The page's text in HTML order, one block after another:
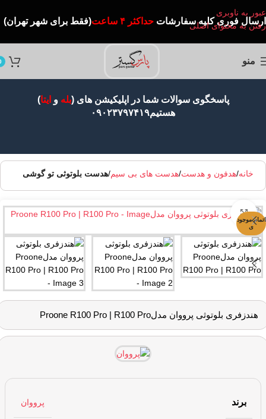
عبور به ناوبری
رفتن به محتوای اصلی
ارسال فوری کلیه سفارشات حداکثر ۴ ساعت (فقط برای شهر تهران)
منو
پاسخگوی سوالات شما در اپلیکیشن های (بله و ایتا)
هستیم۰۹۰۲۳۷۹۷۴۱۹
خانه هدفون و هدست هدست های بی سیم هدست بلوتوثی تو گوشی
اتمام موجود
ی
بزرگنمایی تصویر
هندزفری بلوتوثی پرووان مدلProone R100 Pro | R100 Pro
برند پرووان